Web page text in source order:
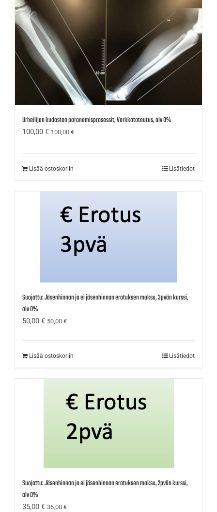
Urheilijan kudosten paranemisprosessit, Verkkototeutus, alv 0%
100,00 € 100,00 €
Lisää ostoskoriin Lisätiedot
Suojattu: Jäsenhinnan ja ei jäsenhinnan erotuksen maksu, 3pvän kurssi,
alv 0%
50,00 € 50,00 €
Lisää ostoskoriin Lisätiedot
Suojattu: Jäsenhinnan ja ei jäsenhinnan erotuksen maksu, 2pvän kurssi,
alv 0%
35,00 € 35,00 €